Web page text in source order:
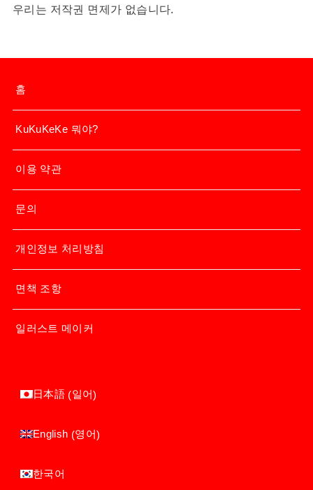
우리는 저작권 면제가 없습니다.
홈
KuKuKeKe 뭐야?
이용 약관
문의
개인정보 처리방침
면책 조항
일러스트 메이커
日本語 (일어)
English (영어)
한국어